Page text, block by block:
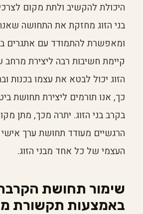
היכולת להקשיב ולתת מקום
בני הזוג מחזקת את התחושה
ומאפשרת להתמודד עם אתגרים
קיימת חשיבות רבה ליצירת
הזוג יכול לבטא את עצמו בכנות
כך, אנו תורמים ליצירת תחושת
בקרב בני הזוג. יתרה מכך, מתן
הרגשיים מעודד תחושת ערך אישי
העצמי של כל אחד מבני הזוג.
שימור תחושת
באמצעות תקשורת